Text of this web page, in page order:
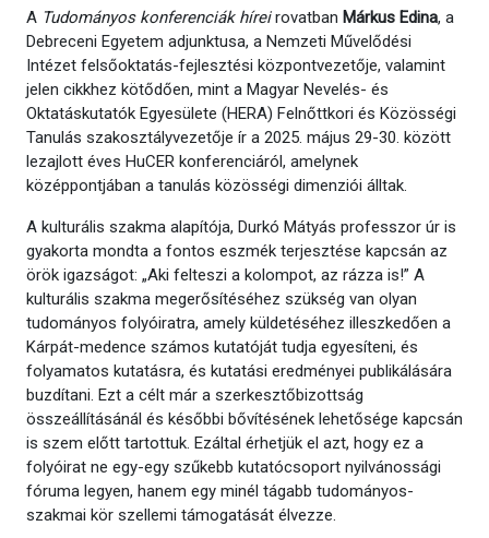
A Tudományos konferenciák híreirovatban Márkus Edina, a
Debreceni Egyetem adjunktusa, a Nemzeti Művelődési
Intézet felsőoktatás-fejlesztési központvezetője, valamint
jelen cikkhez kötődően, mint a Magyar Nevelés- és
Oktatáskutatók Egyesülete (HERA) Felnőttkori és Közösségi
Tanulás szakosztályvezetője ír a 2025. május 29-30. között
lezajlott éves HuCER konferenciáról, amelynek
középpontjában a tanulás közösségi dimenziói álltak.
A kulturális szakma alapítója, Durkó Mátyás professzor úr is
gyakorta mondta a fontos eszmék terjesztése kapcsán az
örök igazságot: „Aki felteszi a kolompot, az rázza is!” A
kulturális szakma megerősítéséhez szükség van olyan
tudományos folyóiratra, amely küldetéséhez illeszkedően a
Kárpát-medence számos kutatóját tudja egyesíteni, és
folyamatos kutatásra, és kutatási eredményei publikálására
buzdítani. Ezt a célt már a szerkesztőbizottság
összeállításánál és későbbi bővítésének lehetősége kapcsán
is szem előtt tartottuk. Ezáltal érhetjük el azt, hogy ez a
folyóirat ne egy-egy szűkebb kutatócsoport nyilvánossági
fóruma legyen, hanem egy minél tágabb tudományos-
szakmai kör szellemi támogatását élvezze.